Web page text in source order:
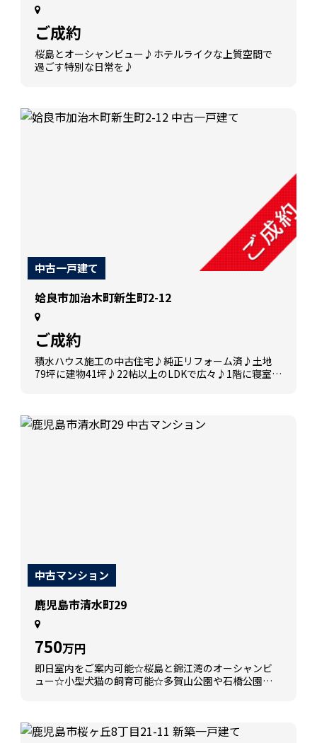
ご成約
桜島とオーシャンビュー♪ホテルライクな上質空間で
過ごす特別な日常を♪
中古一戸建て
姶良市加治木町新生町2-12
ご成約
積水ハウス施工の中古住宅♪純正リフォーム済♪土地
79坪に建物41坪♪22帖以上のLDKで広々♪1階に寝室が
中古マンション
鹿児島市清水町29
750万円
即日室内をご案内可能☆桜島と錦江湾のオーシャンビ
ュー☆小型犬猫の飼育可能☆多賀山公園や石橋公園が